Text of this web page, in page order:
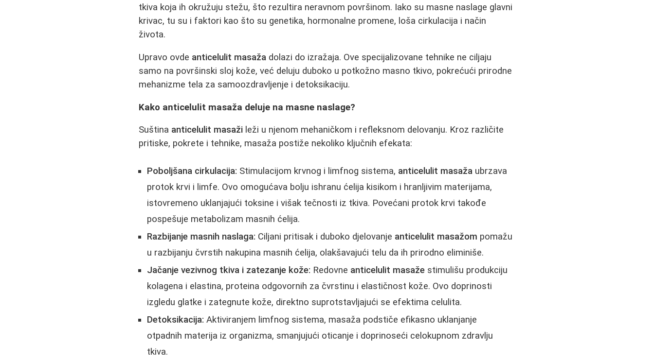
tkiva koja ih okružuju stežu, što rezultira neravnom površinom. Iako su masne naslage glavni
krivac, tu su i faktori kao što su genetika, hormonalne promene, loša cirkulacija i način
života.
Upravo ovde anticelulit masaža dolazi do izražaja. Ove specijalizovane tehnike ne ciljaju
samo na površinski sloj kože, već deluju duboko u potkožno masno tkivo, pokrećući prirodne
mehanizme tela za samoozdravljenje i detoksikaciju.
Kako anticelulit masaža deluje na masne naslage?
Suština anticelulit masaži leži u njenom mehaničkom i refleksnom delovanju. Kroz različite
pritiske, pokrete i tehnike, masaža postiže nekoliko ključnih efekata:
Poboljšana cirkulacija: Stimulacijom krvnog i limfnog sistema, anticelulit masaža ubrzava
protok krvi i limfe. Ovo omogućava bolju ishranu ćelija kisikom i hranljivim materijama,
istovremeno uklanjajući toksine i višak tečnosti iz tkiva. Povećani protok krvi takođe
pospešuje metabolizam masnih ćelija.
Razbijanje masnih naslaga: Ciljani pritisak i duboko djelovanje anticelulit masažom pomažu
u razbijanju čvrstih nakupina masnih ćelija, olakšavajući telu da ih prirodno eliminiše.
Jačanje vezivnog tkiva i zatezanje kože: Redovne anticelulit masaže stimulišu produkciju
kolagena i elastina, proteina odgovornih za čvrstinu i elastičnost kože. Ovo doprinosti
izgledu glatke i zategnute kože, direktno suprotstavljajući se efektima celulita.
Detoksikacija: Aktiviranjem limfnog sistema, masaža podstiče efikasno uklanjanje
otpadnih materija iz organizma, smanjujući oticanje i doprinoseći celokupnom zdravlju
tkiva.